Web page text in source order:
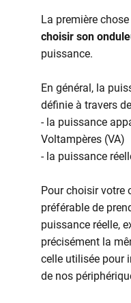
La première
choisir son
puissance.
En général, la
définie à travers
- la puissance
Voltampères (VA)
- la puissance
Pour choisir votre
préférable de
puissance réelle,
précisément la
celle utilisée pour
de nos